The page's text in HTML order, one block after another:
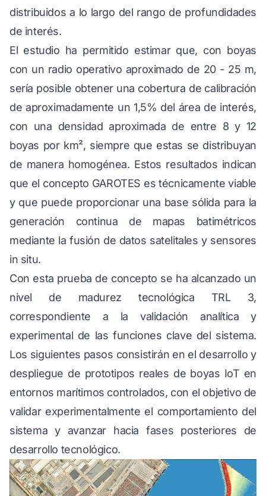
distribuidos a lo largo del rango de profundidades
de interés.
El estudio ha permitido estimar que, con boyas
con un radio operativo aproximado de 20 - 25 m,
sería posible obtener una cobertura de calibración
de aproximadamente un 1,5% del área de interés,
con una densidad aproximada de entre 8 y 12
boyas por km², siempre que estas se distribuyan
de manera homogénea. Estos resultados indican
que el concepto GAROTES es técnicamente viable
y que puede proporcionar una base sólida para la
generación continua de mapas batimétricos
mediante la fusión de datos satelitales y sensores
in situ.
Con esta prueba de concepto se ha alcanzado un
nivel de madurez tecnológica TRL 3,
correspondiente a la validación analítica y
experimental de las funciones clave del sistema.
Los siguientes pasos consistirán en el desarrollo y
despliegue de prototipos reales de boyas IoT en
entornos marítimos controlados, con el objetivo de
validar experimentalmente el comportamiento del
sistema y avanzar hacia fases posteriores de
desarrollo tecnológico.